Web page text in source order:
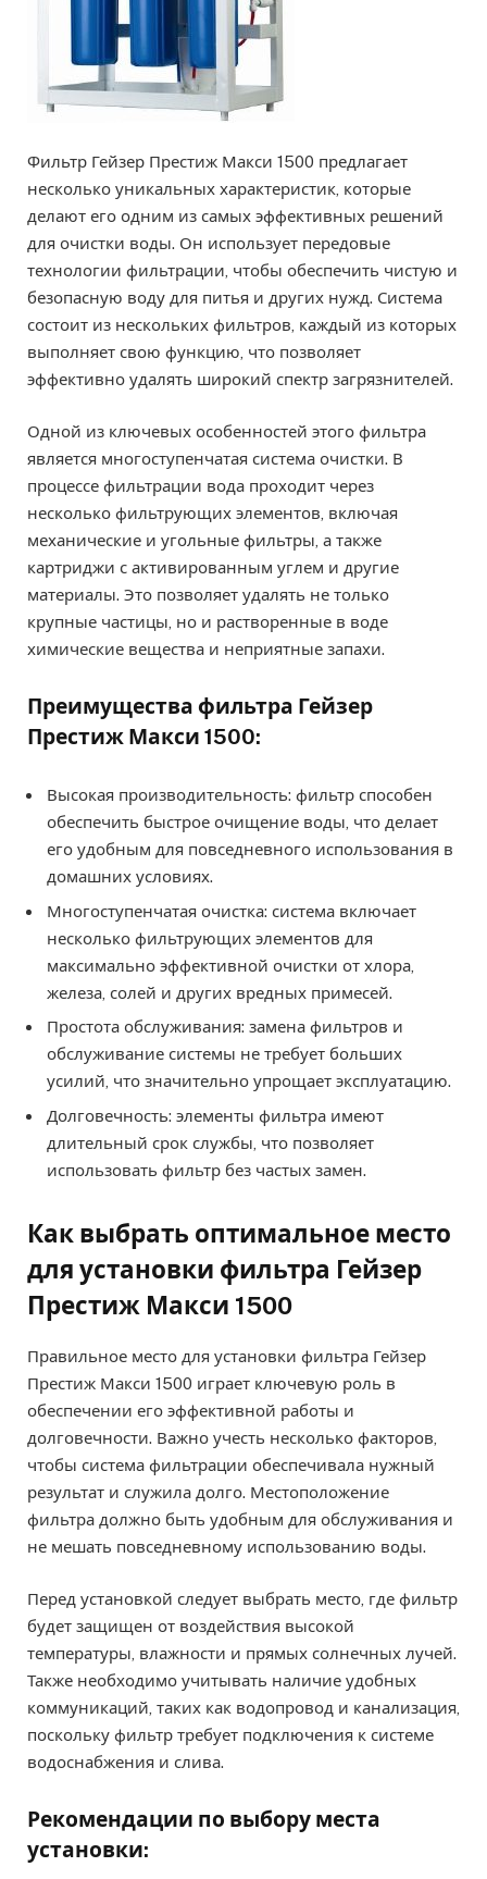
Фильтр Гейзер Престиж Макси 1500 предлагает
несколько уникальных характеристик, которые
делают его одним из самых эффективных решений
для очистки воды. Он использует передовые
технологии фильтрации, чтобы обеспечить чистую и
безопасную воду для питья и других нужд. Система
состоит из нескольких фильтров, каждый из которых
выполняет свою функцию, что позволяет
эффективно удалять широкий спектр загрязнителей.
Одной из ключевых особенностей этого фильтра
является многоступенчатая система очистки. В
процессе фильтрации вода проходит через
несколько фильтрующих элементов, включая
механические и угольные фильтры, а также
картриджи с активированным углем и другие
материалы. Это позволяет удалять не только
крупные частицы, но и растворенные в воде
химические вещества и неприятные запахи.
Преимущества фильтра Гейзер
Престиж Макси 1500:
Высокая производительность: фильтр способен
обеспечить быстрое очищение воды, что делает
его удобным для повседневного использования в
домашних условиях.
Многоступенчатая очистка: система включает
несколько фильтрующих элементов для
максимально эффективной очистки от хлора,
железа, солей и других вредных примесей.
Простота обслуживания: замена фильтров и
обслуживание системы не требует больших
усилий, что значительно упрощает эксплуатацию.
Долговечность: элементы фильтра имеют
длительный срок службы, что позволяет
использовать фильтр без частых замен.
Как выбрать оптимальное место
для установки фильтра Гейзер
Престиж Макси 1500
Правильное место для установки фильтра Гейзер
Престиж Макси 1500 играет ключевую роль в
обеспечении его эффективной работы и
долговечности. Важно учесть несколько факторов,
чтобы система фильтрации обеспечивала нужный
результат и служила долго. Местоположение
фильтра должно быть удобным для обслуживания и
не мешать повседневному использованию воды.
Перед установкой следует выбрать место, где фильтр
будет защищен от воздействия высокой
температуры, влажности и прямых солнечных лучей.
Также необходимо учитывать наличие удобных
коммуникаций, таких как водопровод и канализация,
поскольку фильтр требует подключения к системе
водоснабжения и слива.
Рекомендации по выбору места
установки: